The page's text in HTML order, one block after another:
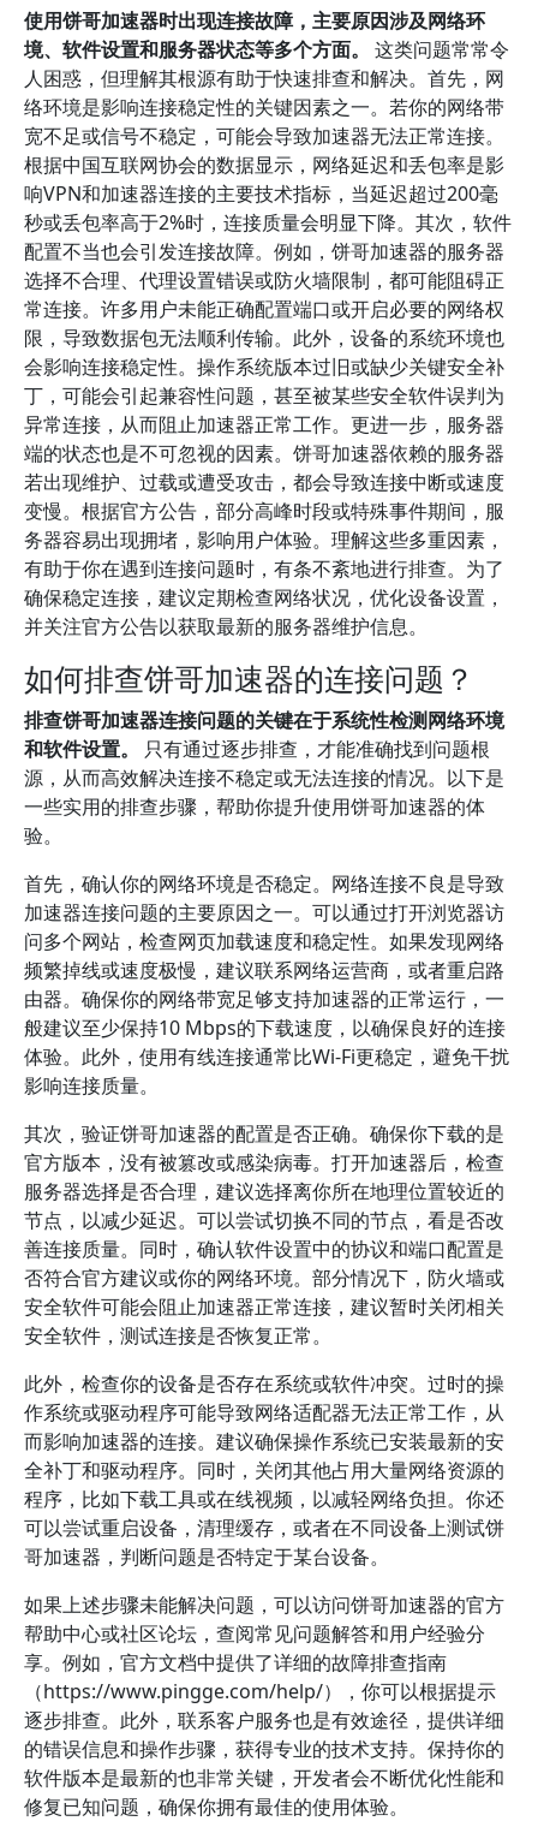
使用饼哥加速器时出现连接故障，主要原因涉及网络环
境、软件设置和服务器状态等多个方面。
这类问题常常令
人困惑，但理解其根源有助于快速排查和解决。首先，网
络环境是影响连接稳定性的关键因素之一。若你的网络带
宽不足或信号不稳定，可能会导致加速器无法正常连接。
根据中国互联网协会的数据显示，网络延迟和丢包率是影
响VPN和加速器连接的主要技术指标，当延迟超过200毫
秒或丢包率高于2%时，连接质量会明显下降。其次，软件
配置不当也会引发连接故障。例如，饼哥加速器的服务器
选择不合理、代理设置错误或防火墙限制，都可能阻碍正
常连接。许多用户未能正确配置端口或开启必要的网络权
限，导致数据包无法顺利传输。此外，设备的系统环境也
会影响连接稳定性。操作系统版本过旧或缺少关键安全补
丁，可能会引起兼容性问题，甚至被某些安全软件误判为
异常连接，从而阻止加速器正常工作。更进一步，服务器
端的状态也是不可忽视的因素。饼哥加速器依赖的服务器
若出现维护、过载或遭受攻击，都会导致连接中断或速度
变慢。根据官方公告，部分高峰时段或特殊事件期间，服
务器容易出现拥堵，影响用户体验。理解这些多重因素，
有助于你在遇到连接问题时，有条不紊地进行排查。为了
确保稳定连接，建议定期检查网络状况，优化设备设置，
并关注官方公告以获取最新的服务器维护信息。
如何排查饼哥加速器的连接问题？
排查饼哥加速器连接问题的关键在于系统性检测网络环境
和软件设置。
只有通过逐步排查，才能准确找到问题根
源，从而高效解决连接不稳定或无法连接的情况。以下是
一些实用的排查步骤，帮助你提升使用饼哥加速器的体
验。
首先，确认你的网络环境是否稳定。网络连接不良是导致
加速器连接问题的主要原因之一。可以通过打开浏览器访
问多个网站，检查网页加载速度和稳定性。如果发现网络
频繁掉线或速度极慢，建议联系网络运营商，或者重启路
由器。确保你的网络带宽足够支持加速器的正常运行，一
般建议至少保持10 Mbps的下载速度，以确保良好的连接
体验。此外，使用有线连接通常比Wi-Fi更稳定，避免干扰
影响连接质量。
其次，验证饼哥加速器的配置是否正确。确保你下载的是
官方版本，没有被篡改或感染病毒。打开加速器后，检查
服务器选择是否合理，建议选择离你所在地理位置较近的
节点，以减少延迟。可以尝试切换不同的节点，看是否改
善连接质量。同时，确认软件设置中的协议和端口配置是
否符合官方建议或你的网络环境。部分情况下，防火墙或
安全软件可能会阻止加速器正常连接，建议暂时关闭相关
安全软件，测试连接是否恢复正常。
此外，检查你的设备是否存在系统或软件冲突。过时的操
作系统或驱动程序可能导致网络适配器无法正常工作，从
而影响加速器的连接。建议确保操作系统已安装最新的安
全补丁和驱动程序。同时，关闭其他占用大量网络资源的
程序，比如下载工具或在线视频，以减轻网络负担。你还
可以尝试重启设备，清理缓存，或者在不同设备上测试饼
哥加速器，判断问题是否特定于某台设备。
如果上述步骤未能解决问题，可以访问饼哥加速器的官方
帮助中心或社区论坛，查阅常见问题解答和用户经验分
享。例如，官方文档中提供了详细的故障排查指南
（https://www.pingge.com/help/），你可以根据提示
逐步排查。此外，联系客户服务也是有效途径，提供详细
的错误信息和操作步骤，获得专业的技术支持。保持你的
软件版本是最新的也非常关键，开发者会不断优化性能和
修复已知问题，确保你拥有最佳的使用体验。